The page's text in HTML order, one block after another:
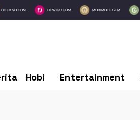
HITEKNO.COM DEWIKU.COM MOBIMOTO.COM
Hobi Entertainment